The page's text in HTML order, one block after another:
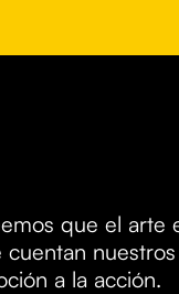
que el arte
cuentan
a la acción.